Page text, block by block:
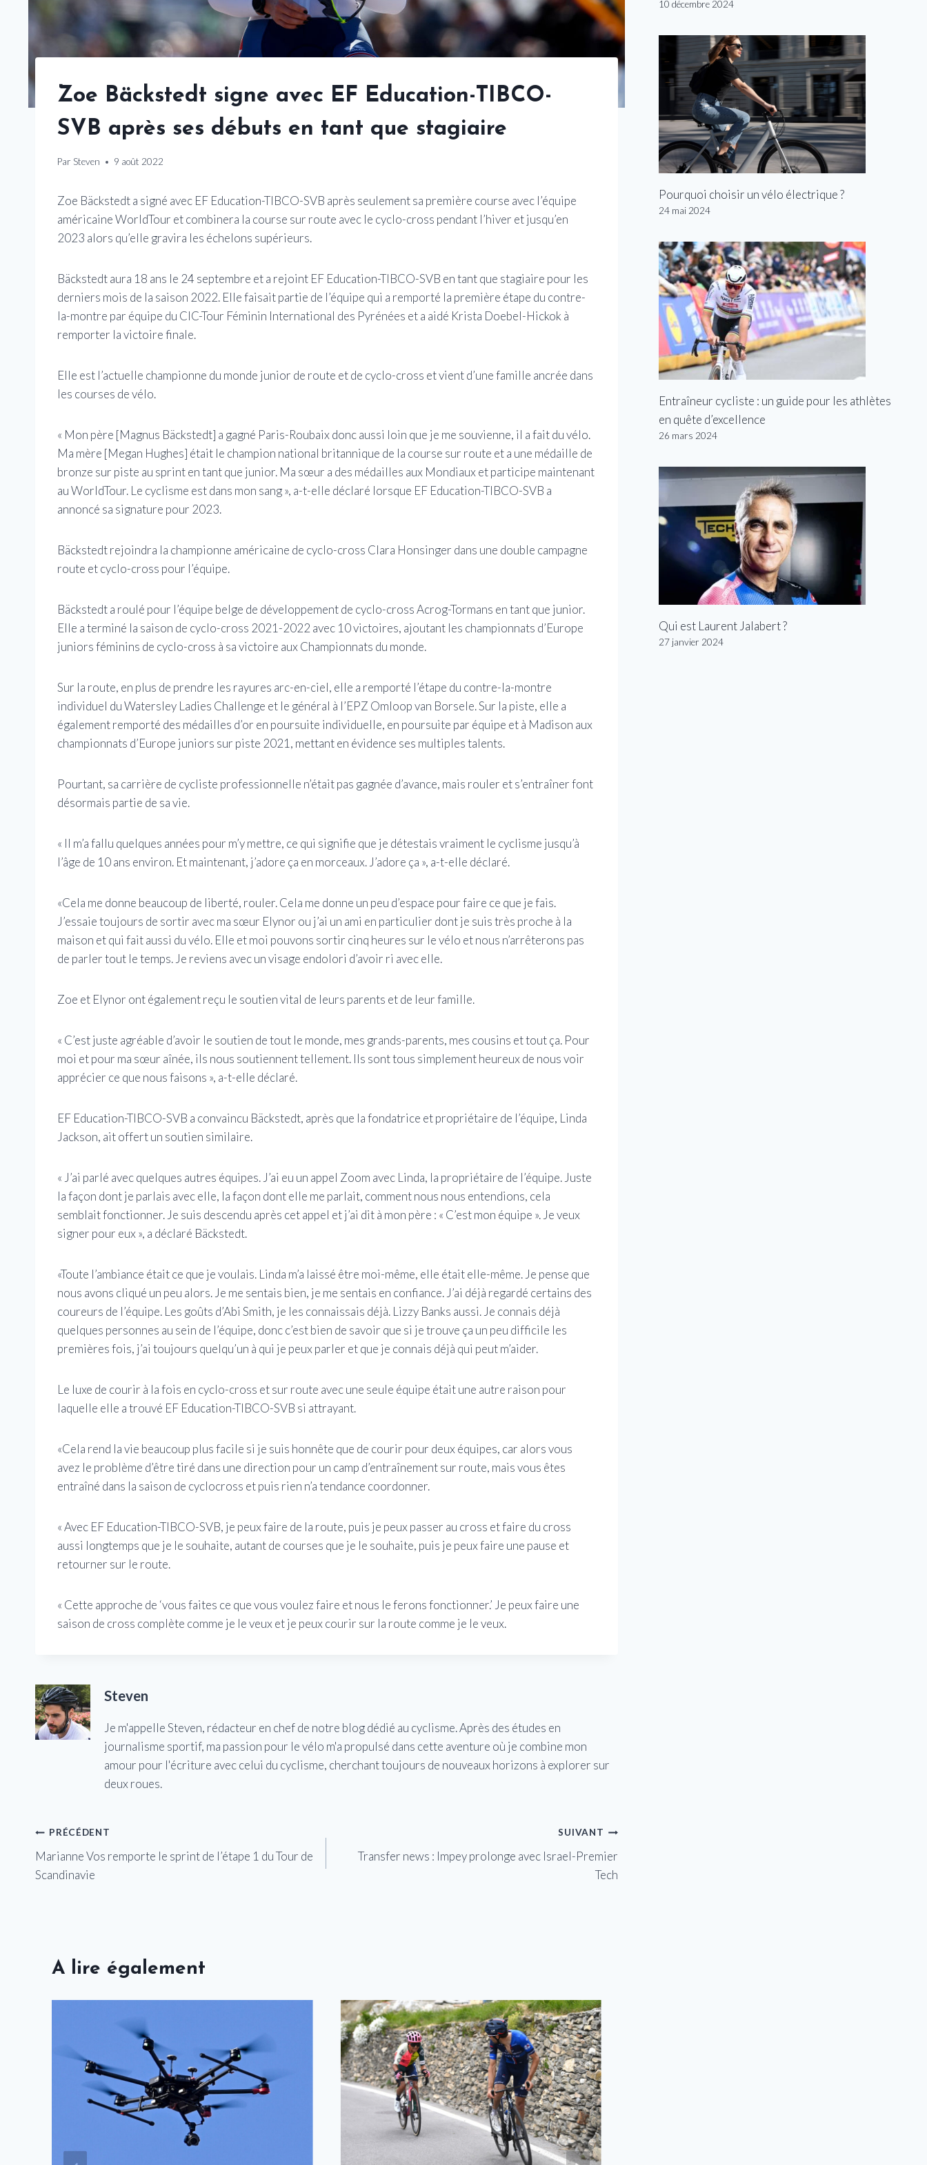
Zoe Bäckstedt signe avec EF Education-TIBCO-
SVB après ses débuts en tant que stagiaire
Par Steven 9 août 2022
Zoe Bäckstedt a signé avec EF Education-TIBCO-SVB après seulement sa première course avec l’équipe
américaine WorldTour et combinera la course sur route avec le cyclo-cross pendant l’hiver et jusqu’en
2023 alors qu’elle gravira les échelons supérieurs.
Bäckstedt aura 18 ans le 24 septembre et a rejoint EF Education-TIBCO-SVB en tant que stagiaire pour les
derniers mois de la saison 2022. Elle faisait partie de l’équipe qui a remporté la première étape du contre-
la-montre par équipe du CIC-Tour Féminin International des Pyrénées et a aidé Krista Doebel-Hickok à
remporter la victoire finale.
Elle est l’actuelle championne du monde junior de route et de cyclo-cross et vient d’une famille ancrée dans
les courses de vélo.
« Mon père [Magnus Bäckstedt] a gagné Paris-Roubaix donc aussi loin que je me souvienne, il a fait du vélo.
Ma mère [Megan Hughes] était le champion national britannique de la course sur route et a une médaille de
bronze sur piste au sprint en tant que junior. Ma sœur a des médailles aux Mondiaux et participe maintenant
au WorldTour. Le cyclisme est dans mon sang », a-t-elle déclaré lorsque EF Education-TIBCO-SVB a
annoncé sa signature pour 2023.
Bäckstedt rejoindra la championne américaine de cyclo-cross Clara Honsinger dans une double campagne
route et cyclo-cross pour l’équipe.
Bäckstedt a roulé pour l’équipe belge de développement de cyclo-cross Acrog-Tormans en tant que junior.
Elle a terminé la saison de cyclo-cross 2021-2022 avec 10 victoires, ajoutant les championnats d’Europe
juniors féminins de cyclo-cross à sa victoire aux Championnats du monde.
Sur la route, en plus de prendre les rayures arc-en-ciel, elle a remporté l’étape du contre-la-montre
individuel du Watersley Ladies Challenge et le général à l’EPZ Omloop van Borsele. Sur la piste, elle a
également remporté des médailles d’or en poursuite individuelle, en poursuite par équipe et à Madison aux
championnats d’Europe juniors sur piste 2021, mettant en évidence ses multiples talents.
Pourtant, sa carrière de cycliste professionnelle n’était pas gagnée d’avance, mais rouler et s’entraîner font
désormais partie de sa vie.
« Il m’a fallu quelques années pour m’y mettre, ce qui signifie que je détestais vraiment le cyclisme jusqu’à
l’âge de 10 ans environ. Et maintenant, j’adore ça en morceaux. J’adore ça », a-t-elle déclaré.
«Cela me donne beaucoup de liberté, rouler. Cela me donne un peu d’espace pour faire ce que je fais.
J’essaie toujours de sortir avec ma sœur Elynor ou j’ai un ami en particulier dont je suis très proche à la
maison et qui fait aussi du vélo. Elle et moi pouvons sortir cinq heures sur le vélo et nous n’arrêterons pas
de parler tout le temps. Je reviens avec un visage endolori d’avoir ri avec elle.
Zoe et Elynor ont également reçu le soutien vital de leurs parents et de leur famille.
« C’est juste agréable d’avoir le soutien de tout le monde, mes grands-parents, mes cousins ​​et tout ça. Pour
moi et pour ma sœur aînée, ils nous soutiennent tellement. Ils sont tous simplement heureux de nous voir
apprécier ce que nous faisons », a-t-elle déclaré.
EF Education-TIBCO-SVB a convaincu Bäckstedt, après que la fondatrice et propriétaire de l’équipe, Linda
Jackson, ait offert un soutien similaire.
« J’ai parlé avec quelques autres équipes. J’ai eu un appel Zoom avec Linda, la propriétaire de l’équipe. Juste
la façon dont je parlais avec elle, la façon dont elle me parlait, comment nous nous entendions, cela
semblait fonctionner. Je suis descendu après cet appel et j’ai dit à mon père : « C’est mon équipe ». Je veux
signer pour eux », a déclaré Bäckstedt.
«Toute l’ambiance était ce que je voulais. Linda m’a laissé être moi-même, elle était elle-même. Je pense que
nous avons cliqué un peu alors. Je me sentais bien, je me sentais en confiance. J’ai déjà regardé certains des
coureurs de l’équipe. Les goûts d’Abi Smith, je les connaissais déjà. Lizzy Banks aussi. Je connais déjà
quelques personnes au sein de l’équipe, donc c’est bien de savoir que si je trouve ça un peu difficile les
premières fois, j’ai toujours quelqu’un à qui je peux parler et que je connais déjà qui peut m’aider.
Le luxe de courir à la fois en cyclo-cross et sur route avec une seule équipe était une autre raison pour
laquelle elle a trouvé EF Education-TIBCO-SVB si attrayant.
«Cela rend la vie beaucoup plus facile si je suis honnête que de courir pour deux équipes, car alors vous
avez le problème d’être tiré dans une direction pour un camp d’entraînement sur route, mais vous êtes
entraîné dans la saison de cyclocross et puis rien n’a tendance coordonner.
« Avec EF Education-TIBCO-SVB, je peux faire de la route, puis je peux passer au cross et faire du cross
aussi longtemps que je le souhaite, autant de courses que je le souhaite, puis je peux faire une pause et
retourner sur le route.
« Cette approche de ‘vous faites ce que vous voulez faire et nous le ferons fonctionner.’ Je peux faire une
saison de cross complète comme je le veux et je peux courir sur la route comme je le veux.
Steven
Je m'appelle Steven, rédacteur en chef de notre blog dédié au cyclisme. Après des études en
journalisme sportif, ma passion pour le vélo m'a propulsé dans cette aventure où je combine mon
amour pour l'écriture avec celui du cyclisme, cherchant toujours de nouveaux horizons à explorer sur
deux roues.
Navigation
de
PRÉCÉDENT
Marianne Vos remporte le sprint de l’étape 1 du Tour de
Scandinavie
SUIVANT
Transfer news : Impey prolonge avec Israel-Premier
Tech
A lire également
10 décembre 2024
Pourquoi choisir un vélo électrique ?
24 mai 2024
Entraîneur cycliste : un guide pour les athlètes
en quête d’excellence
26 mars 2024
Qui est Laurent Jalabert ?
27 janvier 2024